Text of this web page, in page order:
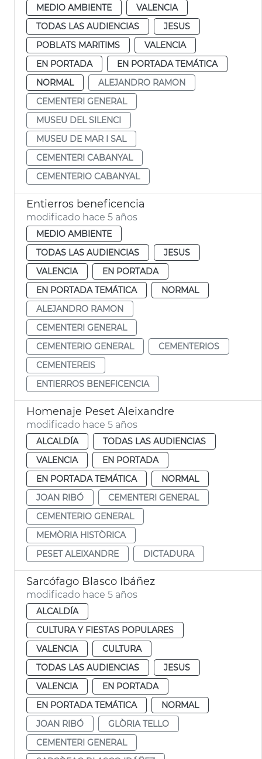
MEDIO AMBIENTE
VALENCIA
TODAS LAS AUDIENCIAS
JESUS
POBLATS MARITIMS
VALENCIA
EN PORTADA
EN PORTADA TEMÁTICA
NORMAL
ALEJANDRO RAMON
CEMENTERI GENERAL
MUSEU DEL SILENCI
MUSEU DE MAR I SAL
CEMENTERI CABANYAL
CEMENTERIO CABANYAL
Entierros beneficencia
modificado hace 5 años
MEDIO AMBIENTE
TODAS LAS AUDIENCIAS
JESUS
VALENCIA
EN PORTADA
EN PORTADA TEMÁTICA
NORMAL
ALEJANDRO RAMON
CEMENTERI GENERAL
CEMENTERIO GENERAL
CEMENTERIOS
CEMENTEREIS
ENTIERROS BENEFICENCIA
Homenaje Peset Aleixandre
modificado hace 5 años
ALCALDÍA
TODAS LAS AUDIENCIAS
VALENCIA
EN PORTADA
EN PORTADA TEMÁTICA
NORMAL
JOAN RIBÓ
CEMENTERI GENERAL
CEMENTERIO GENERAL
MEMÒRIA HISTÒRICA
PESET ALEIXANDRE
DICTADURA
Sarcófago Blasco Ibáñez
modificado hace 5 años
ALCALDÍA
CULTURA Y FIESTAS POPULARES
VALENCIA
CULTURA
TODAS LAS AUDIENCIAS
JESUS
VALENCIA
EN PORTADA
EN PORTADA TEMÁTICA
NORMAL
JOAN RIBÓ
GLÒRIA TELLO
CEMENTERI GENERAL